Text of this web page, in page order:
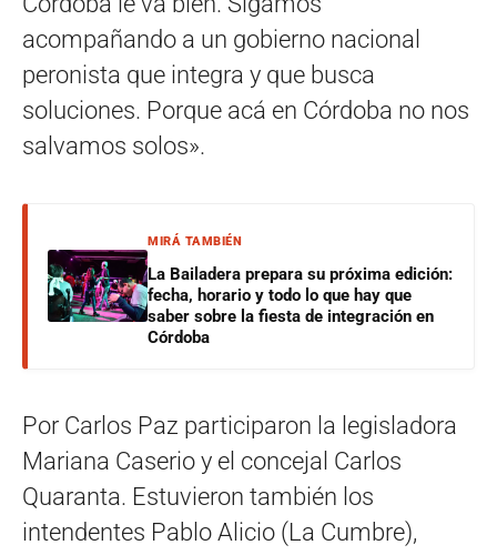
acompañando a un gobierno nacional
peronista que integra y que busca
soluciones. Porque acá en Córdoba no nos
salvamos solos».
MIRÁ TAMBIÉN
La Bailadera prepara su próxima edición:
fecha, horario y todo lo que hay que
saber sobre la fiesta de integración en
Córdoba
Por Carlos Paz participaron la legisladora
Mariana Caserio y el concejal Carlos
Quaranta. Estuvieron también los
intendentes Pablo Alicio (La Cumbre),